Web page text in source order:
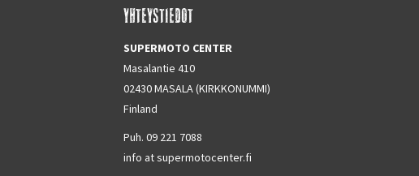
YHTEYSTIEDOT
SUPERMOTO CENTER
Masalantie 410
02430 MASALA (KIRKKONUMMI)
Finland
Puh. 09 221 7088
info at supermotocenter.fi